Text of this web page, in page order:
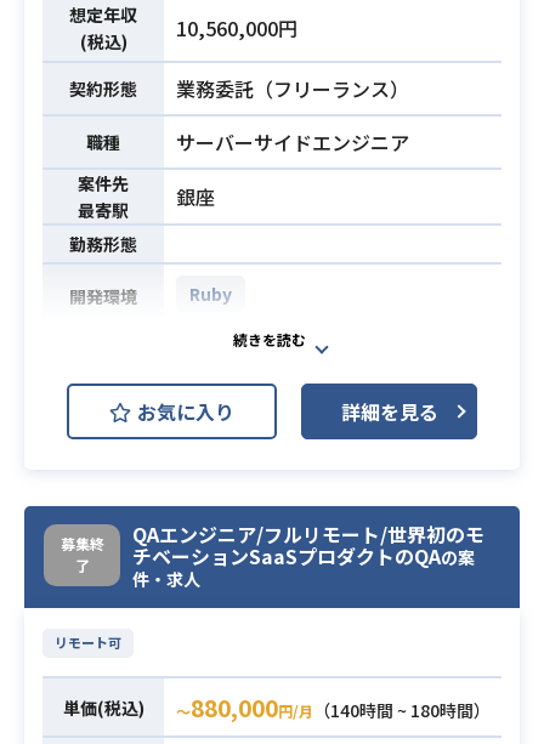
業務内容
チームの一員として、要件も含め、
プロダクトを一緒にアップデートし
ていただける方を募集しています。
【開発について】
・チームごとに1〜2週間のスプリン
トでアジャイル開発（Scrum）を行
っています。
必須スキル
・WebアプリケーションにおいてPy
thonでWebフレームワークを使った
経験3年以上ある方
└対象アプリはFlaskだがDjangoも
可
・サーバシステムにおける設計・開
テストまでの経験があること
想定年収
(税込)
10,560,000円
契約形態 業務委託（フリーランス）
職種 サーバーサイドエンジニア
案件先
最寄駅
銀座
勤務形態
開発環境 Ruby
【案件概要】
モチベーションクラウドシリーズの
契約基盤における開発速度を上げた
いと考えています。
め、プロダクトを一緒にアップデー
トしていただける方を募集していま
す。
・Ruby 2.7系
お気に入り 詳細を見る
募集終
了
QAエンジニア/フルリモート/世界初のモ
チベーションSaaSプロダクトのQAの案
件・求人
リモート可
単価(税込) 〜880,000円/月
（140時間 ~ 180時間）